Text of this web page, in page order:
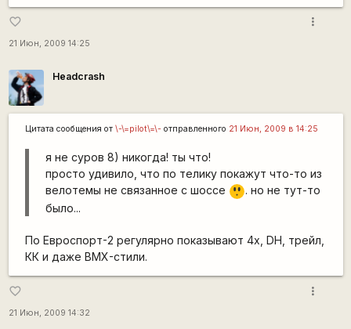
favorite_border
21 Июн, 2009 14:25
more_vert
Headcrash
Цитата сообщения от \-\=pilot\=\- отправленного 21 Июн, 2009 в 14:25
я не суров 8) никогда! ты что!
просто удивило, что по телику покажут что-то из
велотемы не связанное с шоссе
:o . но не тут-то
было...
По Евроспорт-2 регулярно показывают 4x, DH, трейл,
КК и даже BMX-стили.
favorite_border
21 Июн, 2009 14:32
more_vert